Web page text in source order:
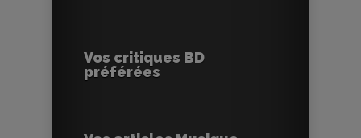
Vos critiques BD
préférées